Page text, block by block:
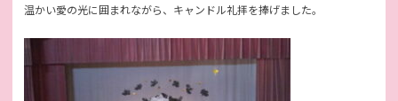
温かい愛の光に囲まれながら、キャンドル礼拝を捧げました。